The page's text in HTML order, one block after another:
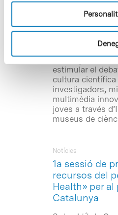
Caixa».
Health –finançat
Europea, través
que compta
Fundació
investigació
estimular el
cultura
investigadors,
multimèdia
joves a través
museus de
1a sessió de
recursos del
Health» per
Catalunya
Notícies